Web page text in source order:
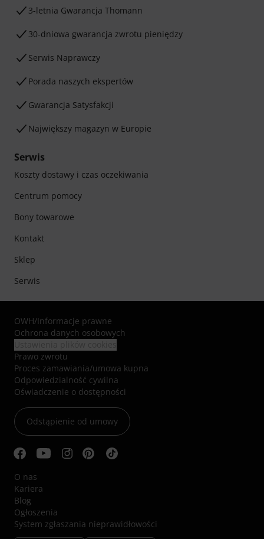
3-letnia Gwarancja Thomann
30-dniowa gwarancja zwrotu pieniędzy
Serwis Naprawczy
Porada naszych ekspertów
Gwarancja Satysfakcji
Największy magazyn w Europie
Serwis
Koszty dostawy i czas oczekiwania
Centrum pomocy
Bony towarowe
Kontakt
Sklep
Serwis
OWH/Informacje prawne
Ochrona danych osobowych
Prawo zwrotu
Proces zamawiania/umowa kupna
Odpowiedzialność cywilna
Oświadczenie o dostępności
Odstąpienie od umowy
O nas
Kariera
Blog
Ogłoszenia
System zgłaszania nieprawidłowości